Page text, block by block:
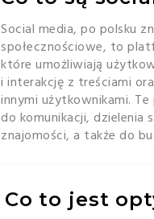
Social media, po polsku
społecznościowe, to
które umożliwiają
i interakcję z treściami
innymi użytkownikami.
do komunikacji, dzielenia
znajomości, a także do
Co to jest